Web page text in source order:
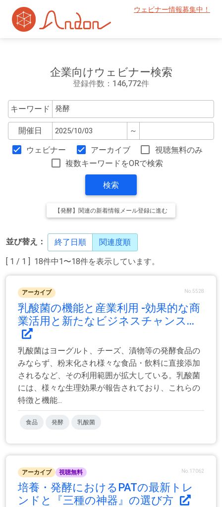
ウェビナー情報募集中！
企業向けウェビナー検索
登録件数：146,772件
キーワード
開催日 ～
ウェビナー アーカイブ
視聴無料のみ
複数キーワードをORで検索
検索
【発酵】関連の新着情報メール登録に進む
並び替え： 終了日順 関連度順
[ 1 / 1 ] 18件中1〜18件を表示しています。
アーカイブ No.5528
乳酸菌の機能と産業利用 -効果的な商
業活用と新たなビジネスチャンス...
乳酸菌はヨーグルト、チーズ、漬物等の発酵食品の
みならず、粉末化され様々な食品・飲料に直接添加
されるなど、その利用範囲が拡大している。乳酸菌
には、様々な生理効果が報告されており、これらの
特徴と機能...
食品 発酵 乳酸菌
アーカイブ 視聴無料 No.17062
培養・発酵におけるPATの最新トレ
ンドと『三種の神器』の選び方